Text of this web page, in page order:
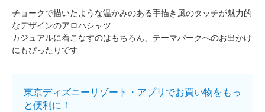
チョークで描いたような温かみのある手描き風のタッチが魅力的
なデザインのアロハシャツ
カジュアルに着こなすのはもちろん、テーマパークへのお出かけ
にもぴったりです
東京ディズニーリゾート・アプリでお買い物をもっ
と便利に！